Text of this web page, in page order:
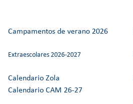
Campamentos de verano 2026
Extraescolares 2026-2027
Calendario Zola
Calendario CAM 26-27